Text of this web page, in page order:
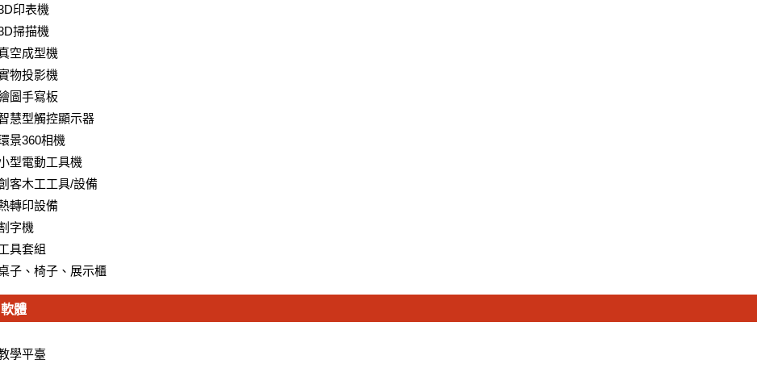
印表機
掃描機
空成型機
物投影機
圖手寫板
慧型觸控顯示器
景360相機
型電動工具機
客木工工具/設備
轉印設備
字機
具套組
子、椅子、展示櫃
體
學平臺